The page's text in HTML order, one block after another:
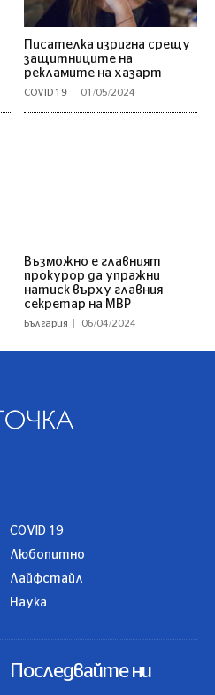
Писателка изригна срещу
защитниците на
рекламите на хазарт
COVID 19 01/05/2024
Възможно е главният
прокурор да упражни
натиск върху главния
секретар на МВР
България 06/04/2024
COVID 19
Любопитно
Лайфстайл
Наука
Последвайте ни